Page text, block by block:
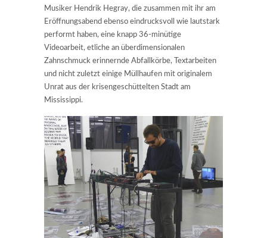
Musiker Hendrik Hegray, die zusammen mit ihr am
Eröffnungsabend ebenso eindrucksvoll wie lautstark
performt haben, eine knapp 36-minütige
Videoarbeit, etliche an überdimensionalen
Zahnschmuck erinnernde Abfallkörbe, Textarbeiten
und nicht zuletzt einige Müllhaufen mit originalem
Unrat aus der krisengeschüttelten Stadt am
Mississippi.